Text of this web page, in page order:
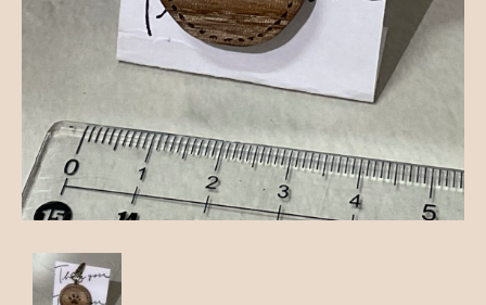
カートを確認する
ブログ
お問い合わせ
アクセサリー
木工ペット用品
樹脂粘土
カトラリー
並び順